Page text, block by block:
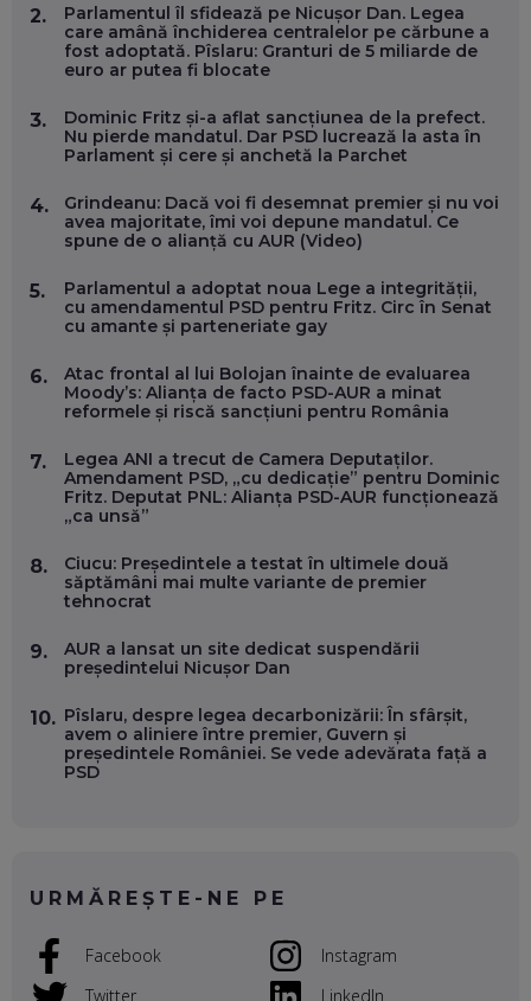
MARIUS PAȘCULEA, COFONDATOR AL KULTH: CUM
FOLOSEȘTI TEHNOLOGIA CA SĂ ÎȚI DESCHIZI DRUMUL
CĂTRE ARTĂ, LA NIVEL GLOBAL
ANDREI AVĂDANEI, BIT SENTINEL: CUM ÎȚI PROTEJEZI
CARIERĂ DE „HACKER CU PERMIS”
EP. 56
DOINA VÎLCEANU, CONTENTSPEED: VREI SUCCES ONLINE?
ÎNVAȚĂ AEO ȘI GEO!
EP. 55
OLIVIU MATEI, HOLISUN: SOFTWARE DE LA CLUJ PENTRU
WASHINGTON, OCHELARI INTELIGENȚI ȘI FERME
EP. 54
VALENTIN VANCEA, CEO AL PATRIA BANK: AUTOMATIZĂM
EP. 53
GLOBALĂ, FĂRĂ SĂ PIERZI LEGĂTURA CU COMUNITATEA
TA LOCALĂ - ȘI CE SĂ DAI ÎNAPOI
ROBERT GRAUR, FOMO: SPEAKERUL PE SCENĂ, INVITATUL
ÎN SALĂ, DAR ÎNVĂȚĂM UNII DE LA CEILALȚI. VIN JASON
ȚIPĂ, CU FEȚELE ACOPERITE. CUM ÎNVĂȚĂM SĂ DISCUTĂM
EP. 50
CRISTIAN CHINA BIRTA, KOOPERATIVA 2.0: CUM ÎȚI FACI
2.
Parlamentul îl sfidează pe Nicușor Dan. Legea
care amână închiderea centralelor pe cărbune a
fost adoptată. Pîslaru: Granturi de 5 miliarde de
euro ar putea fi blocate
3.
Dominic Fritz și-a aflat sancțiunea de la prefect.
Nu pierde mandatul. Dar PSD lucrează la asta în
Parlament și cere și anchetă la Parchet
4.
Grindeanu: Dacă voi fi desemnat premier și nu voi
avea majoritate, îmi voi depune mandatul. Ce
spune de o alianță cu AUR (Video)
5.
Parlamentul a adoptat noua Lege a integrității,
cu amendamentul PSD pentru Fritz. Circ în Senat
cu amante și parteneriate gay
6.
Atac frontal al lui Bolojan înainte de evaluarea
Moody’s: Alianța de facto PSD-AUR a minat
reformele și riscă sancțiuni pentru România
7.
Legea ANI a trecut de Camera Deputaților.
Amendament PSD, „cu dedicație” pentru Dominic
Fritz. Deputat PNL: Alianța PSD-AUR funcționează
„ca unsă”
8.
Ciucu: Președintele a testat în ultimele două
săptămâni mai multe variante de premier
tehnocrat
9.
AUR a lansat un site dedicat suspendării
președintelui Nicușor Dan
10. Pîslaru, despre legea decarbonizării: În sfârșit,
avem o aliniere între premier, Guvern și
președintele României. Se vede adevărata față a
PSD
URMĂREȘTE-NE PE
Facebook
Twitter
Instagram
LinkedIn